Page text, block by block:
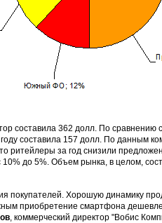
составила 362 долл. По сравнению
составила 157 долл. По данным
ритейлеры за год снизили
до 5%. Объем рынка, в целом,
покупателей. Хорошую динамику
приобретение смартфона
, коммерческий директор "Вобис